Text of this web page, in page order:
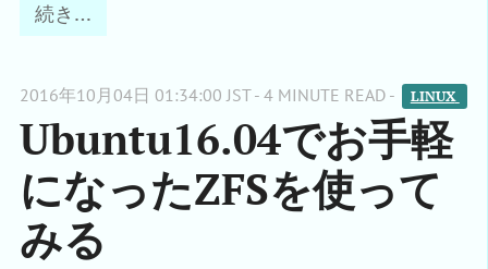
続き…
2016年10月04日 01:34:00 JST - 4 MINUTE READ - LINUX
Ubuntu16.04でお手軽
になったZFSを使って
みる